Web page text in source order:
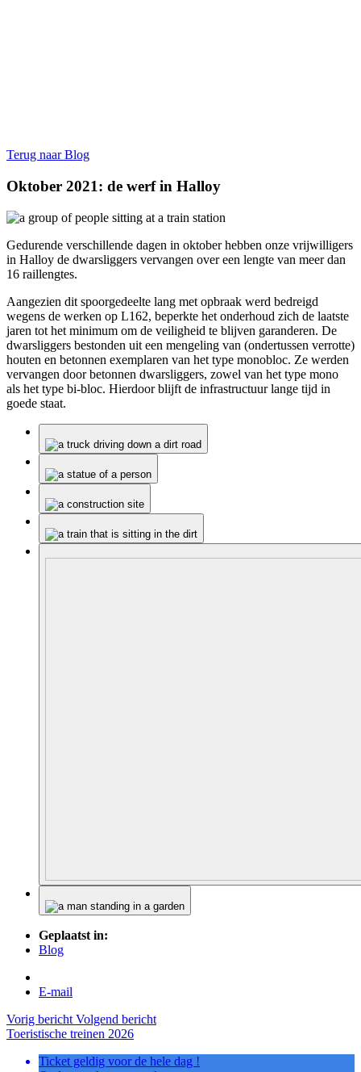
Terug naar Blog
Oktober 2021: de werf in Halloy
Gedurende verschillende dagen in oktober hebben onze vrijwilligers
in Halloy de dwarsliggers vervangen over een lengte van meer dan
16 raillengtes.
Aangezien dit spoorgedeelte lang met opbraak werd bedreigd
wegens de werken op L162, beperkte het onderhoud zich de laatste
jaren tot het minimum om de veiligheid te blijven garanderen. De
dwarsliggers bestonden uit een mengeling van (ondertussen verrotte)
houten en betonnen exemplaren van het type monobloc. Ze werden
vervangen door betonnen dwarsliggers, zowel van het type mono
als het type bi-bloc. Hierdoor blijft de infrastructuur lange tijd in
goede staat.
Geplaatst in:
Blog
E-mail
Vorig bericht Volgend bericht
Toeristische treinen 2026
Ticket geldig voor de hele dag !